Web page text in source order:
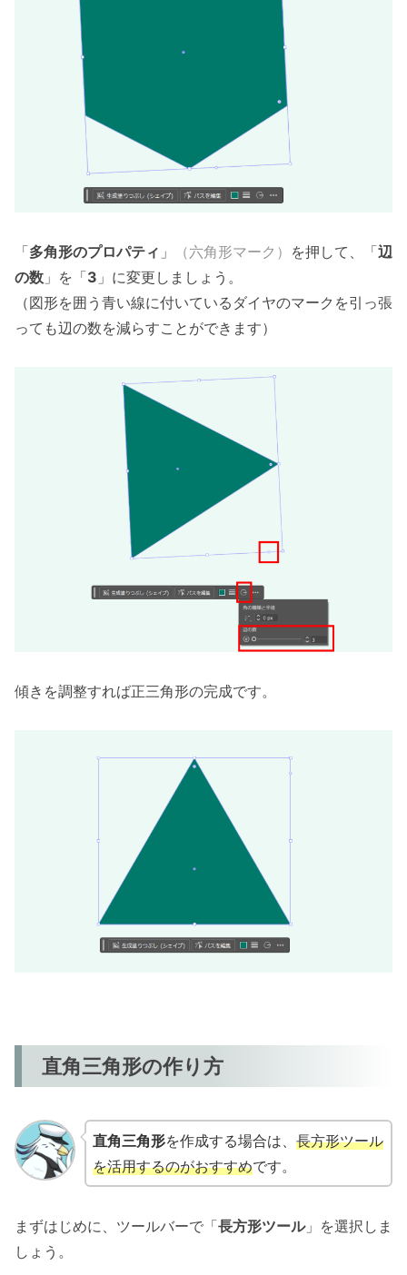
「多角形のプロパティ 」 （六角形マーク） を押して、「辺
の数 」を「3 」に変更しましょう。
（図形を囲う青い線に付いているダイヤのマークを引っ張
っても辺の数を減らすことができます）
傾きを調整すれば正三角形の完成です。
直角三角形の作り方
直角三角形を作成する場合は、 長方形ツール
を活用するのがおすすめです。
まずはじめに、ツールバーで「長方形ツール」を選択しま
しょう。